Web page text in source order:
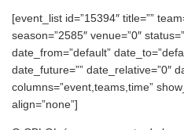
[event_list id=”15394″ title=””
season=”2585″ venue=”0″
date_from=”default”
date_future=”” date_relative=”0″
columns=”event,teams,time”
align=”none”]